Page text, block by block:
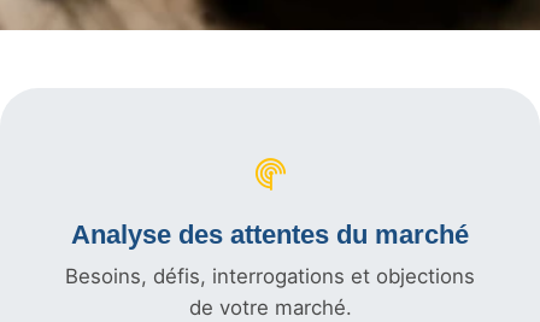
Analyse des attentes du marché
Besoins, défis, interrogations et objections
de votre marché.